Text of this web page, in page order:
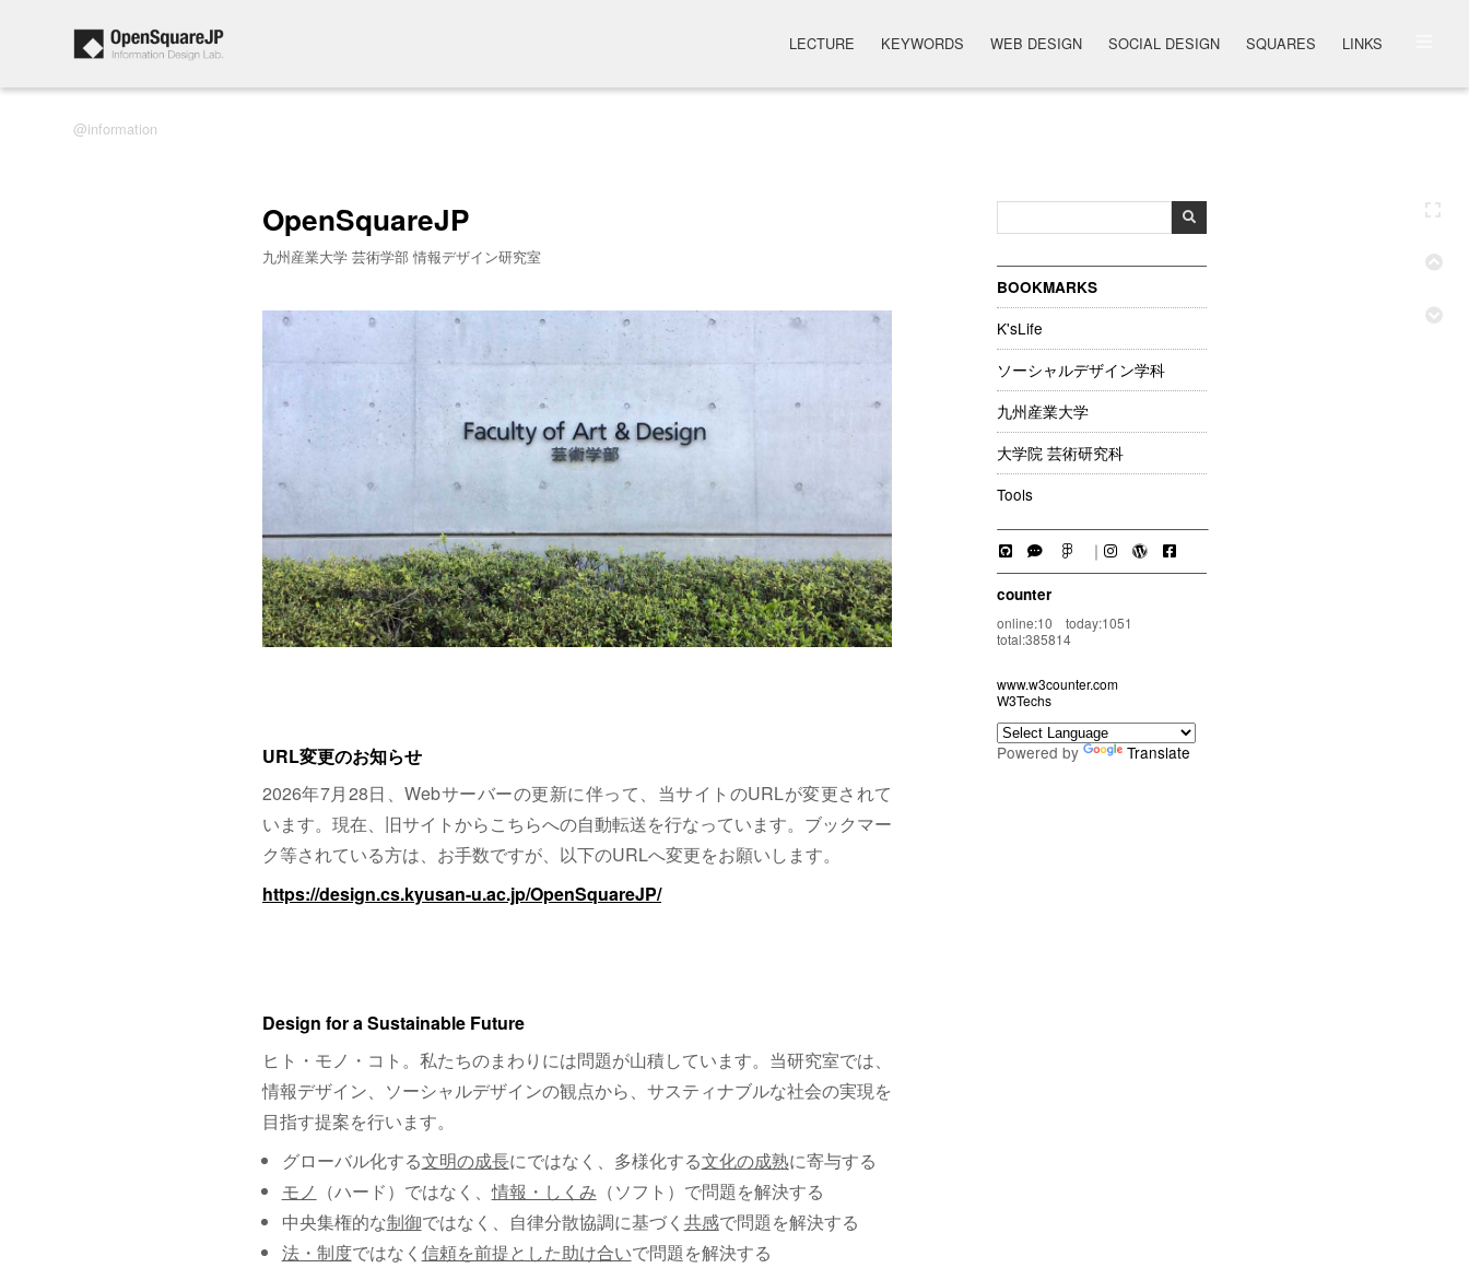
information
LECTURE KEYWORDS WEB DESIGN SOCIAL DESIGN SQUARES LINKS
BOOKMARKS
K'sLife
ソーシャルデザイン学科
九州産業大学
大学院 芸術研究科
Tools
｜
counter
online:10 today:1051
total:385814
www.w3counter.com
W3Techs
Powered by Translate
OpenSquareJP
九州産業大学 芸術学部 情報デザイン研究室
URL変更のお知らせ
2026年7月28日、Webサーバーの更新に伴って、当サイトのURLが変更されて
います。現在、旧サイトからこちらへの自動転送を行なっています。ブックマー
ク等されている方は、お手数ですが、以下のURLへ変更をお願いします。
https://design.cs.kyusan-u.ac.jp/OpenSquareJP/
Design for a Sustainable Future
ヒト・モノ・コト。私たちのまわりには問題が山積しています。当研究室では、
情報デザイン、ソーシャルデザインの観点から、サスティナブルな社会の実現を
目指す提案を行います。
グローバル化する文明の成長にではなく、多様化する文化の成熟に寄与する
モノ （ハード）ではなく、情報・しくみ （ソフト）で問題を解決する
中央集権的な制御ではなく、自律分散協調に基づく 共感で問題を解決する
法・制度ではなく 信頼を前提とした助け合いで問題を解決する